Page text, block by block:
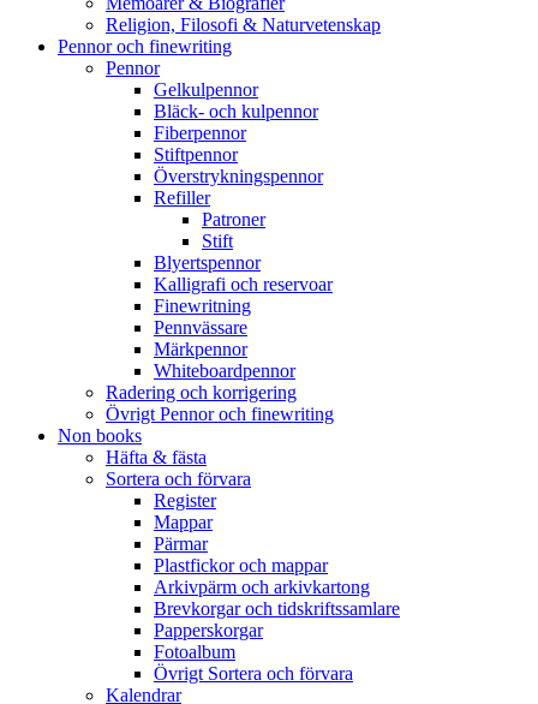
Religion, Filosofi & Naturvetenskap
Pennor och finewriting
Pennor
Gelkulpennor
Bläck- och kulpennor
Fiberpennor
Stiftpennor
Överstrykningspennor
Refiller
Patroner
Stift
Blyertspennor
Kalligrafi och reservoar
Finewritning
Pennvässare
Märkpennor
Whiteboardpennor
Radering och korrigering
Övrigt Pennor och finewriting
Non books
Häfta & fästa
Sortera och förvara
Register
Mappar
Pärmar
Plastfickor och mappar
Arkivpärm och arkivkartong
Brevkorgar och tidskriftssamlare
Papperskorgar
Fotoalbum
Övrigt Sortera och förvara
Kalendrar